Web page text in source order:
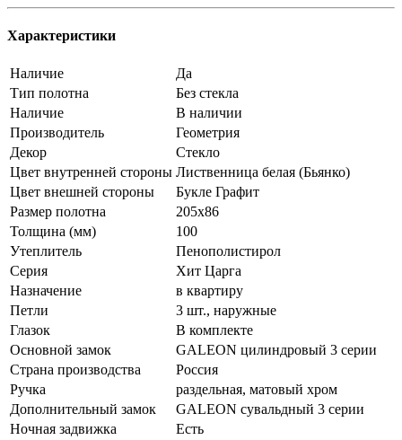
Характеристики
Наличие
Да
Тип полотна
Без стекла
Наличие
В наличии
Производитель
Геометрия
Декор
Стекло
Цвет внутренней стороны Лиственница белая (Бьянко)
Цвет внешней стороны
Букле Графит
Размер полотна
205x86
Толщина (мм)
100
Утеплитель
Пенополистирол
Серия
Хит Царга
Назначение
в квартиру
Петли
3 шт., наружные
Глазок
В комплекте
Основной замок
GALEON цилиндровый 3 серии
Страна производства
Россия
Ручка
раздельная, матовый хром
Дополнительный замок
GALEON сувальдный 3 серии
Ночная задвижка
Есть